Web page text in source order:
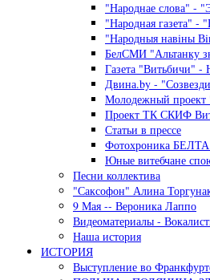
"Народнае слова" -
"Народная газета"
"Народныя навiны
БелСМИ "Альтанку
Газета "Витьбичи" -
Двина.by -
Молодежный проект
Проект ТК СКИФ
Статьи в прессе
Фотохроника БЕЛТА
Юные витебчане
Песни коллектива
"Саксофон" Алина
9 Мая -- Вероника Лаппо
Видеоматериалы -
Наша история
ИСТОРИЯ
Выступление во